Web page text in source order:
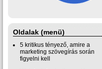
Oldalak (menü)
5 kritikus tényező, amire a
marketing szövegírás során
figyelni kell